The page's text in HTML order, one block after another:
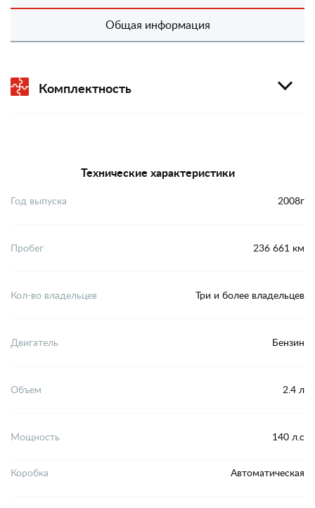
Общая информация
Комплектность
Технические характеристики
Год выпуска 2008г
Пробег 236 661 км
Кол-во владельцев Три и более владельцев
Двигатель Бензин
Объем 2.4 л
Мощность 140 л.с
Коробка Автоматическая